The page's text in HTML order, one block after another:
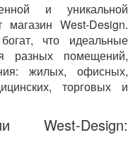
и уникальной
магазин West-Design.
что идеальные
разных помещений,
жилых, офисных,
торговых и
Design: